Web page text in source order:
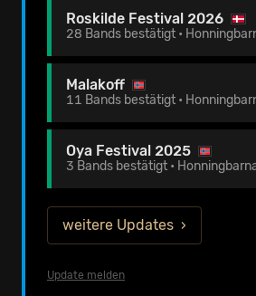
Roskilde Festival 2026
28 Bands bestätigt •
Malakoff
11 Bands bestätigt •
Oya Festival 2025
3 Bands bestätigt •
weitere Updates
Update melden